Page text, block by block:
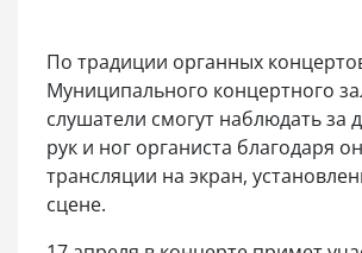
По традиции органных
Муниципального концертного
слушатели смогут наблюдать за
рук и ног органиста благодаря
трансляции на экран,
сцене.